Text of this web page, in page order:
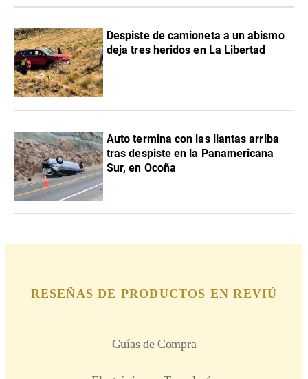
Despiste de camioneta a un abismo
deja tres heridos en La Libertad
Auto termina con las llantas arriba
tras despiste en la Panamericana
Sur, en Ocoña